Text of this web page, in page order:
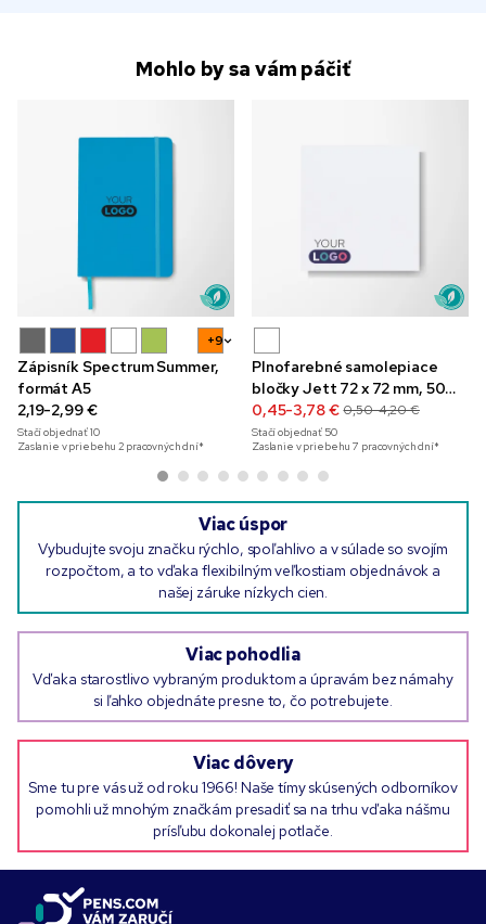
Mohlo by sa vám páčiť
+9
Zápisník Spectrum Summer,
formát A5
2,19-2,99 €
Stačí objednať10
Zaslanie v priebehu 2 pracovných dní*
Plnofarebné samolepiace
bločky Jett 72 x 72 mm, 50
listov
0,45-3,78 € 0,50-4,20 €
Stačí objednať 50
Zaslanie v priebehu 7 pracovných dní*
Viac úspor
Vybudujte svoju značku rýchlo, spoľahlivo a v súlade so svojím
rozpočtom, a to vďaka flexibilným veľkostiam objednávok a
našej záruke nízkych cien.
Viac pohodlia
Vďaka starostlivo vybraným produktom a úpravám bez námahy
si ľahko objednáte presne to, čo potrebujete.
Viac dôvery
Sme tu pre vás už od roku 1966! Naše tímy skúsených odborníkov
pomohli už mnohým značkám presadiť sa na trhu vďaka nášmu
prísľubu dokonalej potlače.